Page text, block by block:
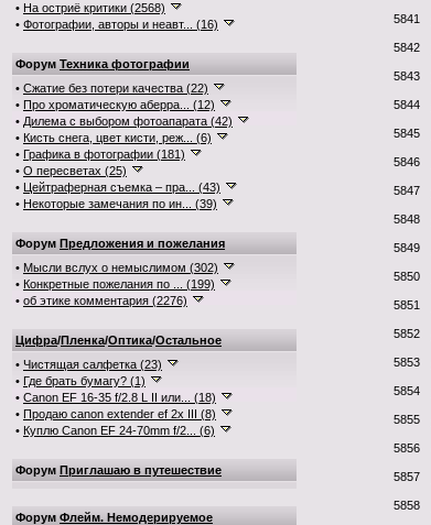
• На остриё критики (2568)
• Фотографии, авторы и неавт... (16)
Форум Техника фотографии
• Сжатие без потери качества (22)
• Про хроматическую аберра... (12)
• Дилема с выбором фотоапарата (42)
• Кисть снега, цвет кисти, реж... (6)
• Графика в фотографии (181)
• О пересветах (25)
• Цейтраферная съемка – пра... (43)
• Некоторые замечания по ин... (39)
Форум Предложения и пожелания
• Мысли вслух о немыслимом (302)
• Конкретные пожелания по ... (199)
• об этике комментария (2276)
Цифра/Пленка/Оптика/Остальное
• Чистящая салфетка (23)
• Где брать бумагу? (1)
• Canon EF 16-35 f/2.8 L II или... (18)
• Продаю canon extender ef 2x III (8)
• Куплю Canon EF 24-70mm f/2... (6)
Форум Приглашаю в путешествие
Форум Флейм. Немодерируемое
5841
5842
5843
5844
5845
5846
5847
5848
5849
5850
5851
5852
5853
5854
5855
5856
5857
5858